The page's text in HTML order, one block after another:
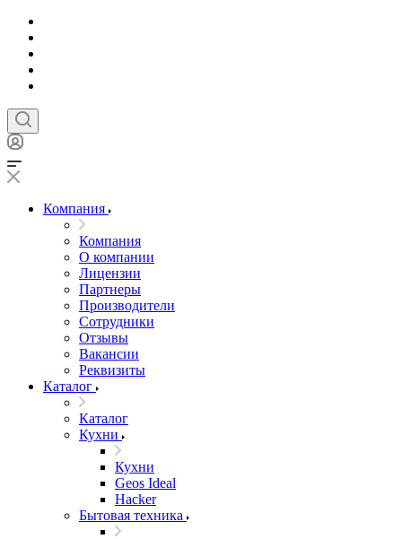
Компания
Компания
О компании
Лицензии
Партнеры
Производители
Сотрудники
Отзывы
Вакансии
Реквизиты
Каталог
Каталог
Кухни
Кухни
Geos Ideal
Hacker
Бытовая техника